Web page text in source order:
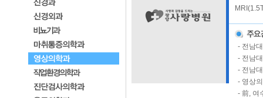
- 전남
- 전남
- 전남
- 영상
- 前, 여